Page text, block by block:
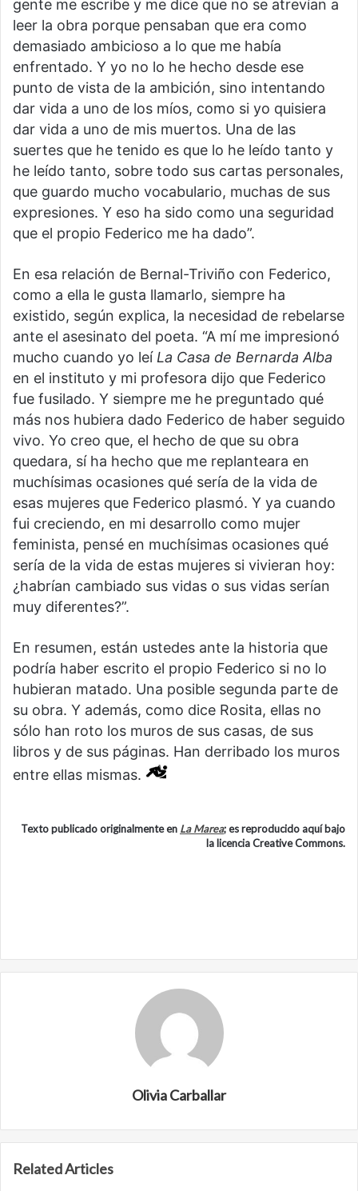
gente me escribe y me dice que no se atrevían a
leer la obra porque pensaban que era como
demasiado ambicioso a lo que me había
enfrentado. Y yo no lo he hecho desde ese
punto de vista de la ambición, sino intentando
dar vida a uno de los míos, como si yo quisiera
dar vida a uno de mis muertos. Una de las
suertes que he tenido es que lo he leído tanto y
he leído tanto, sobre todo sus cartas personales,
que guardo mucho vocabulario, muchas de sus
expresiones. Y eso ha sido como una seguridad
que el propio Federico me ha dado”.
En esa relación de Bernal-Triviño con Federico,
como a ella le gusta llamarlo, siempre ha
existido, según explica, la necesidad de rebelarse
ante el asesinato del poeta. “A mí me impresionó
mucho cuando yo leí La Casa de Bernarda Alba
en el instituto y mi profesora dijo que Federico
fue fusilado. Y siempre me he preguntado qué
más nos hubiera dado Federico de haber seguido
vivo. Yo creo que, el hecho de que su obra
quedara, sí ha hecho que me replanteara en
muchísimas ocasiones qué sería de la vida de
esas mujeres que Federico plasmó. Y ya cuando
fui creciendo, en mi desarrollo como mujer
feminista, pensé en muchísimas ocasiones qué
sería de la vida de estas mujeres si vivieran hoy:
¿habrían cambiado sus vidas o sus vidas serían
muy diferentes?”.
En resumen, están ustedes ante la historia que
podría haber escrito el propio Federico si no lo
hubieran matado. Una posible segunda parte de
su obra. Y además, como dice Rosita, ellas no
sólo han roto los muros de sus casas, de sus
libros y de sus páginas. Han derribado los muros
entre ellas mismas.
Texto publicado originalmente en La Marea; es reproducido aquí bajo
la licencia Creative Commons.
Olivia Carballar
Related Articles